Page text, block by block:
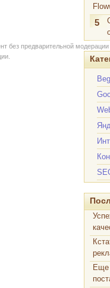
5
Еще
без предварительной